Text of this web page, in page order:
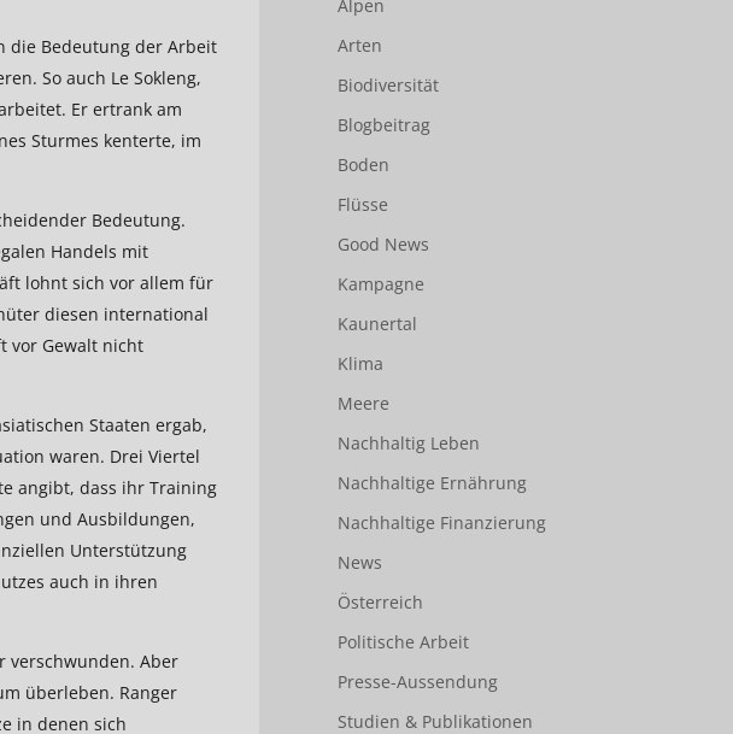
die Bedeutung der Arbeit
So auch Le Sokleng,
Er ertrank am
Sturmes kenterte, im
Bedeutung.
Handels mit
lohnt sich vor allem für
diesen international
vor Gewalt nicht
Staaten ergab,
waren. Drei Viertel
angibt, dass ihr Training
und Ausbildungen,
Unterstützung
auch in ihren
verschwunden. Aber
überleben. Ranger
in denen sich
Alpen
Arten
Biodiversität
Blogbeitrag
Boden
Flüsse
Good News
Kampagne
Kaunertal
Klima
Meere
Nachhaltig Leben
Nachhaltige Ernährung
Nachhaltige Finanzierung
News
Österreich
Politische Arbeit
Presse-Aussendung
Studien & Publikationen